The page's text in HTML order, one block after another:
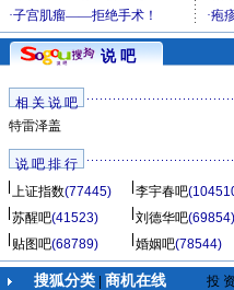
说 吧
相 关 说 吧
特雷泽盖
说 吧 排 行
上证指数(77445) 李宇春吧
苏醒吧(41523) 刘德华吧(69854)
贴图吧(68789) 婚姻吧(78544)
搜狐分类| 商机在线 投